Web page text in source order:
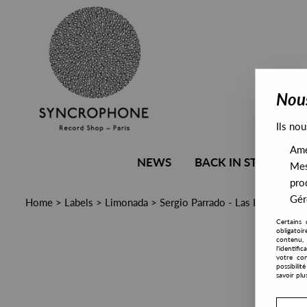
NEWS BACK IN STOCK
Home > Labels > Limonada > Sergio Parrado - Las Hualtatas
Ils
Certains
contenu,
votre
savoir